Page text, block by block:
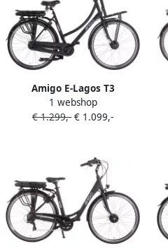
Amigo E-Lagos T3
Elektrische Fiets E-bike 28
Inch 50 cm Damesfiets 7
1 webshop
€ 1.299,- € 1.099,-